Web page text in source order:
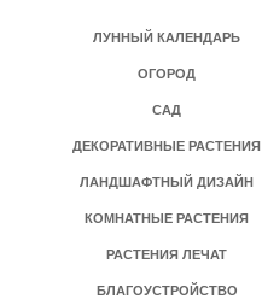
ЛУННЫЙ КАЛЕНДАРЬ
ОГОРОД
САД
ДЕКОРАТИВНЫЕ РАСТЕНИЯ
ЛАНДШАФТНЫЙ ДИЗАЙН
КОМНАТНЫЕ РАСТЕНИЯ
РАСТЕНИЯ ЛЕЧАТ
БЛАГОУСТРОЙСТВО